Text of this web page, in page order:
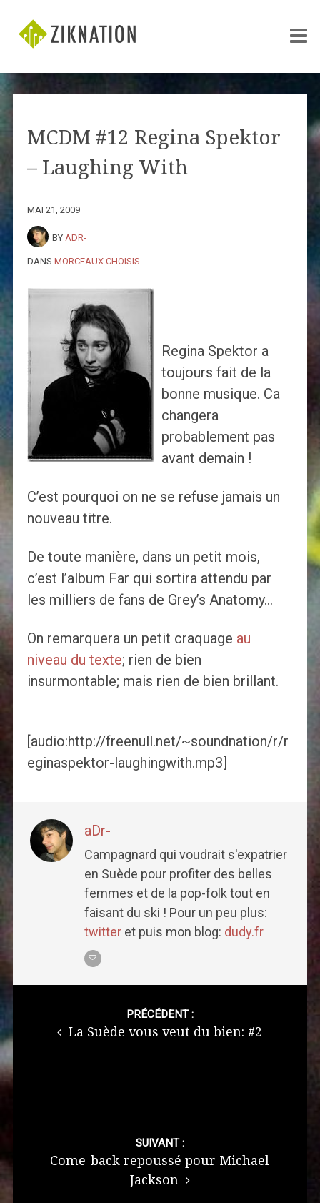
MCDM #12 Regina Spektor
– Laughing With
MAI 21, 2009
BY ADR-
DANS MORCEAUX CHOISIS
Regina Spektor a
toujours fait de la
bonne musique. Ca
changera
probablement pas
avant demain !
C’est pourquoi on ne se refuse jamais un
nouveau titre.
De toute manière, dans un petit mois,
c’est l’album Far qui sortira attendu par
les milliers de fans de Grey’s Anatomy…
On remarquera un petit craquage au
niveau du texte; rien de bien
insurmontable; mais rien de bien brillant.
[audio:http://freenull.net/~soundnation/r/r
eginaspektor-laughingwith.mp3]
aDr-
Campagnard qui voudrait s'expatrier
en Suède pour profiter des belles
femmes et de la pop-folk tout en
faisant du ski ! Pour un peu plus:
twitteret puis mon blog: dudy.fr
PRÉCÉDENT :
La Suède vous veut du bien: #2
SUIVANT :
Come-back repoussé pour Michael
Jackson